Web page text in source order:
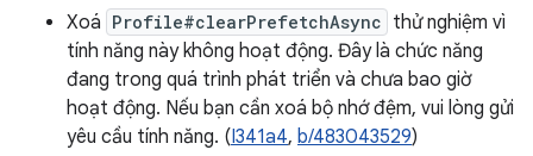
Xoá Profile#clearPrefetchAsync thử nghiệm vì
tính năng này không hoạt động. Đây là chức năng
đang trong quá trình phát triển và chưa bao giờ
hoạt động. Nếu bạn cần xoá bộ nhớ đệm, vui lòng gửi
yêu cầu tính năng. (I341a4, b/483043529)